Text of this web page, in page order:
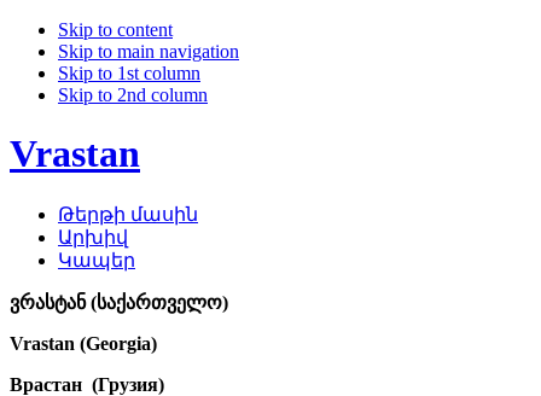
Skip to content
Skip to main navigation
Skip to 1st column
Skip to 2nd column
Vrastan
Թերթի մասին
Արխիվ
Կապեր
ვრასტან (საქართველო)
Vrastan (Georgia)
Врастан (Грузия)